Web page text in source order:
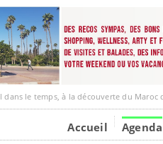
à la découverte du Maroc des routes
Accueil Agenda